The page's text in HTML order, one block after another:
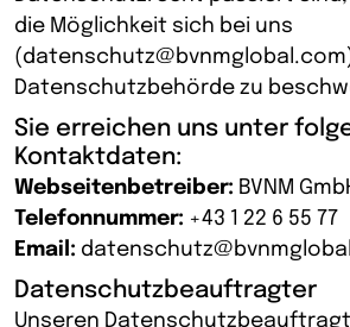
die Möglichkeit sich bei uns
(datenschutz@bvnmglobal.com
Datenschutzbehörde zu
Sie erreichen uns unter
Kontaktdaten:
Webseitenbetreiber: BVNM
Telefonnummer: +43 1 22 6 55 77
Email:
Datenschutzbeauftragter
Unseren